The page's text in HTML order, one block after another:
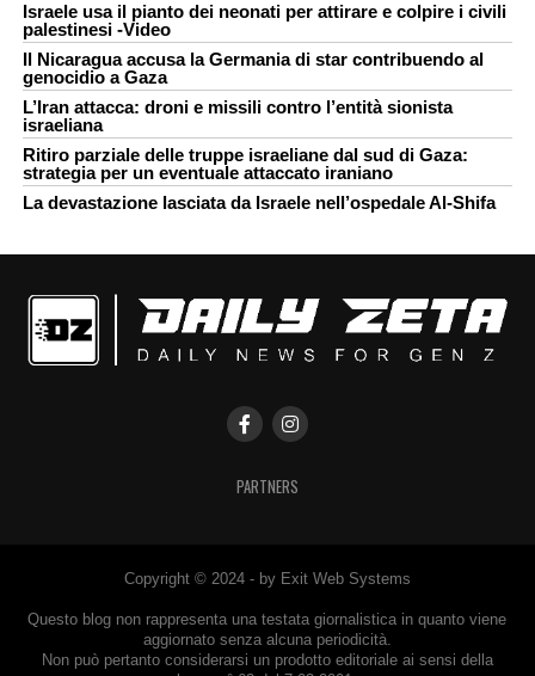
Israele usa il pianto dei neonati per attirare e colpire i civili
palestinesi -Video
Il Nicaragua accusa la Germania di star contribuendo al
genocidio a Gaza
L’Iran attacca: droni e missili contro l’entità sionista
israeliana
Ritiro parziale delle truppe israeliane dal sud di Gaza:
strategia per un eventuale attaccato iraniano
La devastazione lasciata da Israele nell’ospedale Al-Shifa
PARTNERS
Copyright © 2024 - by Exit Web Systems
Questo blog non rappresenta una testata giornalistica in quanto viene
aggiornato senza alcuna periodicità.
Non può pertanto considerarsi un prodotto editoriale ai sensi della